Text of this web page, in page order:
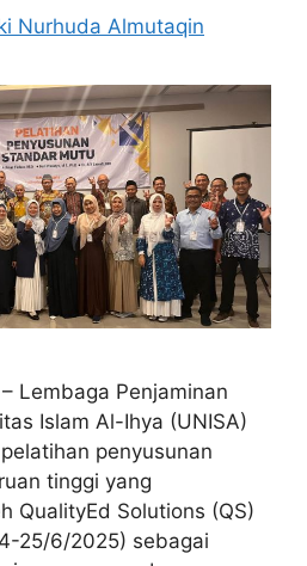
Nurhuda Almutaqin
Lembaga Penjaminan
Islam Al-Ihya (UNISA)
penyusunan
tinggi yang
QualityEd Solutions (QS)
25/6/2025) sebagai